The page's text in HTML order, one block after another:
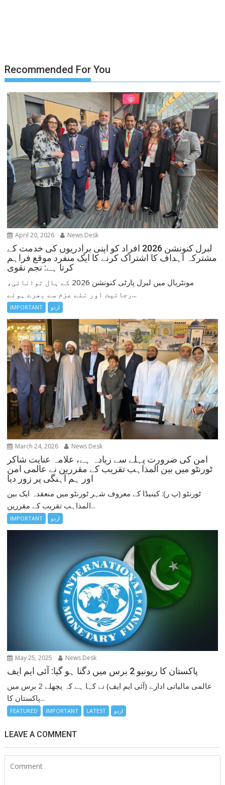
Recommended For You
April 20, 2026 News Desk
لبرل کنونشن 2026 افراد کو اپنی برادریوں کی خدمت کے
مشترکہ اہداف کا اشتراک کرنے کا ایک منفرد موقع فراہم
کرتا ہے: نجم نقوی
مونٹریال میں لبرل پارٹی کنونشن 2026 کے ہال توانائی،
رجائیت اور نئے عزم سے بھرے ہوئے...
IMPORTANT اردو
March 24, 2026 News Desk
امن کی ضرورت پہلے سے زیادہ ہے، علامہ عنایت شاکر
ٹورنٹو میں بین المذاہب تقریب کے مقررین نے عالمی امن
اور ہم آہنگی پر زور دیا
ٹورنٹو (پ ر): کینیڈا کے معروف شہر ٹورنٹو میں منعقدہ ایک بین
المذاہب تقریب کے مقررین...
IMPORTANT اردو
May 25, 2025 News Desk
پاکستان کا ریونیو 2 برس میں دگنا ہو گیا: آئی ایم ایف
عالمی مالیاتی ادارے (آئی ایم ایف) نے کہا ہے کہ پچھلے 2 برس میں
پاکستان کا...
FEATURED IMPORTANT LATEST اردو
LEAVE A COMMENT